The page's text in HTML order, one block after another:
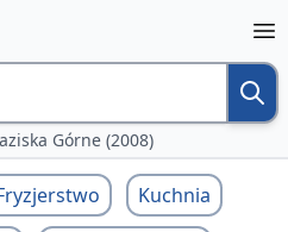
Górne (2008)
Kuchnia